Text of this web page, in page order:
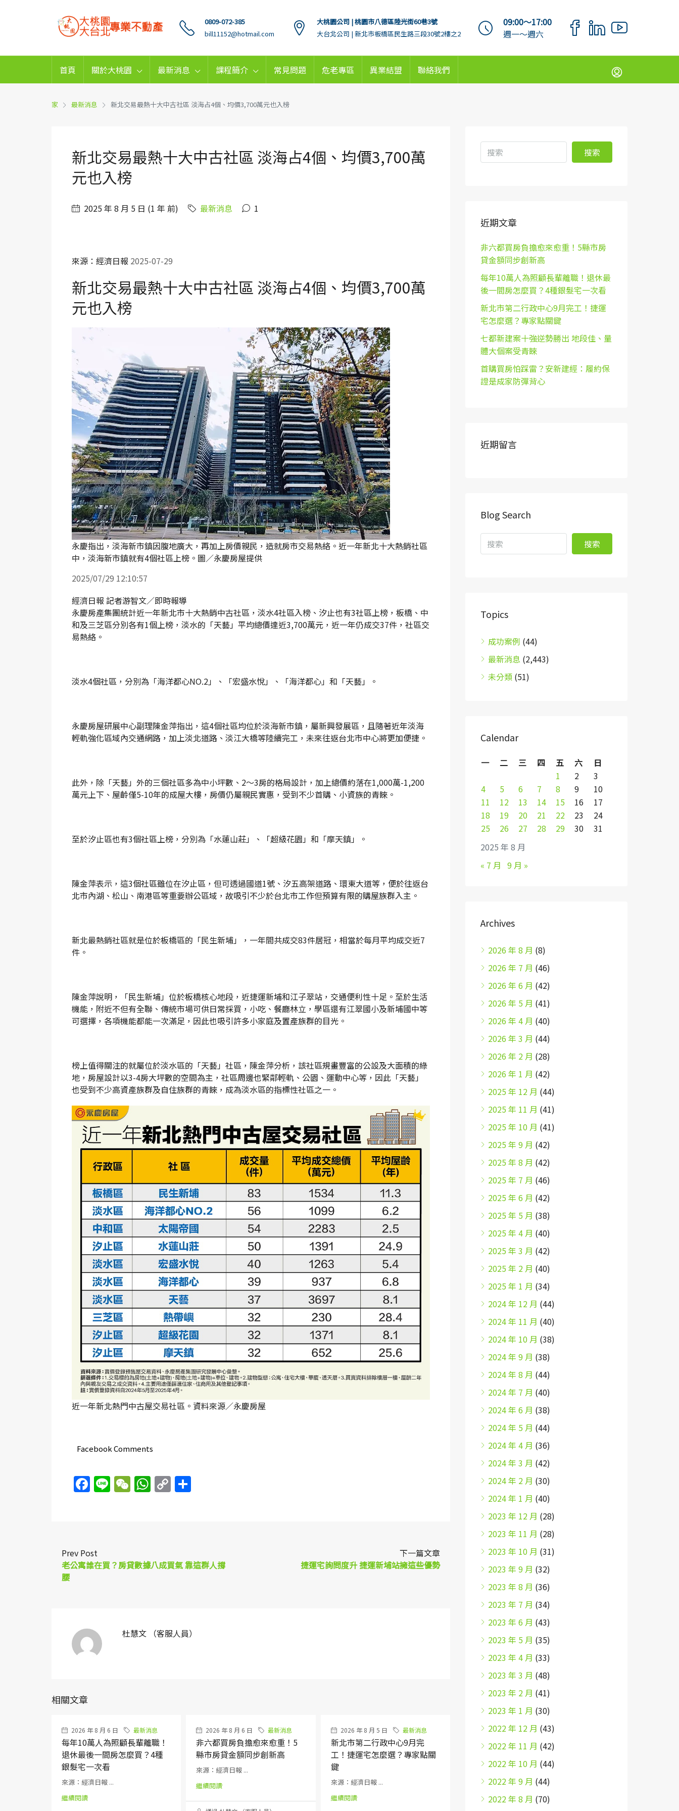
0809-072-385
bill11152@hotmail.com
大桃園公司 | 桃園市八德區陸光街60巷3號
大台北公司 | 新北市板橋區民生路三段30號2樓之2
09:00～17:00
週一～週六
首頁 關於大桃園 最新消息 課程簡介 常見問題 危老專區 異業結盟 聯絡我們
家 最新消息 新北交易最熱十大中古社區 淡海占4個、均價3,700萬元也入榜
新北交易最熱十大中古社區 淡海占4個、均價3,700萬
元也入榜
2025 年 8 月 5 日 (1 年 前) 最新消息 1
來源：經濟日報 2025-07-29
新北交易最熱十大中古社區 淡海占4個、均價3,700萬
元也入榜
永慶指出，淡海新市鎮因腹地廣大，再加上房價親民，造就房市交易熱絡。近一年新北十大熱銷社區
中，淡海新市鎮就有4個社區上榜。圖／永慶房屋提供
2025/07/29 12:10:57
經濟日報 記者游智文／即時報導
永慶房產集團統計近一年新北市十大熱銷中古社區，淡水4社區入榜、汐止也有3社區上榜，板橋、中
和及三芝區分別各有1個上榜，淡水的「天藝」平均總價達近3,700萬元，近一年仍成交37件，社區交
易熱絡。
淡水4個社區，分別為「海洋都心NO.2」、「宏盛水悅」、「海洋都心」和「天藝」。
永慶房屋研展中心副理陳金萍指出，這4個社區均位於淡海新市鎮，屬新興發展區，且隨著近年淡海
輕軌強化區域內交通網路，加上淡北道路、淡江大橋等陸續完工，未來往返台北市中心將更加便捷。
此外，除「天藝」外的三個社區多為中小坪數、2～3房的格局設計，加上總價約落在1,000萬-1,200
萬元上下、屋齡僅5-10年的成屋大樓，房價仍屬親民實惠，受到不少首購、小資族的青睞。
至於汐止區也有3個社區上榜，分別為「水蓮山莊」、「超級花園」和「摩天鎮」。
陳金萍表示，這3個社區雖位在汐止區，但可透過國道1號、汐五高架道路、環東大道等，便於往返台
北市內湖、松山、南港區等重要辦公區域，故吸引不少於台北市工作但預算有限的購屋族群入主。
新北最熱銷社區就是位於板橋區的「民生新埔」，一年間共成交83件居冠，相當於每月平均成交近7
件。
陳金萍說明，「民生新埔」位於板橋核心地段，近捷運新埔和江子翠站，交通便利性十足。至於生活
機能，附近不但有全聯、傳統市場可供日常採買，小吃、餐廳林立，學區還有江翠國小及新埔國中等
可選擇，各項機能都能一次滿足，因此也吸引許多小家庭及置產族群的目光。
榜上值得關注的就屬位於淡水區的「天藝」社區，陳金萍分析，該社區規畫豐富的公設及大面積的綠
地，房屋設計以3-4房大坪數的空間為主，社區周邊也緊鄰輕軌、公園、運動中心等，因此「天藝」
也受到不少高資產族群及自住族群的青睞，成為淡水區的指標性社區之一。
近一年新北熱門中古屋交易社區。資料來源／永慶房屋
Facebook Comments
Facebook
LineWeChat
WhatsApp
Copy
Link
Prev Post
老公寓誰在買？房貸數據八成買氣 靠這群人撐
腰
下一篇文章
捷運宅詢問度升 捷運新埔站擁這些優勢
杜慧文 （客服人員）
相關文章
2026 年 8 月 6 日 最新消息
每年10萬人為照顧長輩離職！
退休最後一間房怎麼買？4種
銀髮宅一次看
來源：經濟日報 ...
繼續閱讀
2026 年 8 月 6 日 最新消息
非六都買房負擔愈來愈重！5
縣市房貸金額同步創新高
來源：經濟日報 ...
繼續閱讀
2026 年 8 月 5 日 最新消息
新北市第二行政中心9月完
工！捷運宅怎麼選？專家點關
鍵
來源：經濟日報 ...
繼續閱讀
搜索
近期文章
非六都買房負擔愈來愈重！5縣市房
貸金額同步創新高
每年10萬人為照顧長輩離職！退休最
後一間房怎麼買？4種銀髮宅一次看
新北市第二行政中心9月完工！捷運
宅怎麼選？專家點關鍵
七都新建案十強逆勢勝出 地段佳、量
體大個案受青睞
首購買房怕踩雷？安新建經：履約保
證是成家防彈背心
近期留言
Blog Search
搜索
Topics
成功案例 (44)
最新消息 (2,443)
未分類 (51)
Calendar
2025 年 8 月
一 二 三 四 五 六
日
1
2
3
4
5 6 7 8 9
10
11
12 13 14 15 16
17
18
19 20 21 22 23
24
25
26 27 28 29 30 31
« 7 月 9 月 »
Archives
2026 年 8 月 (8)
2026 年 7 月 (46)
2026 年 6 月 (42)
2026 年 5 月 (41)
2026 年 4 月 (40)
2026 年 3 月 (44)
2026 年 2 月 (28)
2026 年 1 月 (42)
2025 年 12 月 (44)
2025 年 11 月 (41)
2025 年 10 月 (41)
2025 年 9 月 (42)
2025 年 8 月 (42)
2025 年 7 月 (46)
2025 年 6 月 (42)
2025 年 5 月 (38)
2025 年 4 月 (40)
2025 年 3 月 (42)
2025 年 2 月 (40)
2025 年 1 月 (34)
2024 年 12 月 (44)
2024 年 11 月 (40)
2024 年 10 月 (38)
2024 年 9 月 (38)
2024 年 8 月 (44)
2024 年 7 月 (40)
2024 年 6 月 (38)
2024 年 5 月 (44)
2024 年 4 月 (36)
2024 年 3 月 (42)
2024 年 2 月 (30)
2024 年 1 月 (40)
2023 年 12 月 (28)
2023 年 11 月 (28)
2023 年 10 月 (31)
2023 年 9 月 (32)
2023 年 8 月 (36)
2023 年 7 月 (34)
2023 年 6 月 (43)
2023 年 5 月 (35)
2023 年 4 月 (33)
2023 年 3 月 (48)
2023 年 2 月 (41)
2023 年 1 月 (30)
2022 年 12 月 (43)
2022 年 11 月 (42)
2022 年 10 月 (44)
2022 年 9 月 (44)
2022 年 8 月 (70)